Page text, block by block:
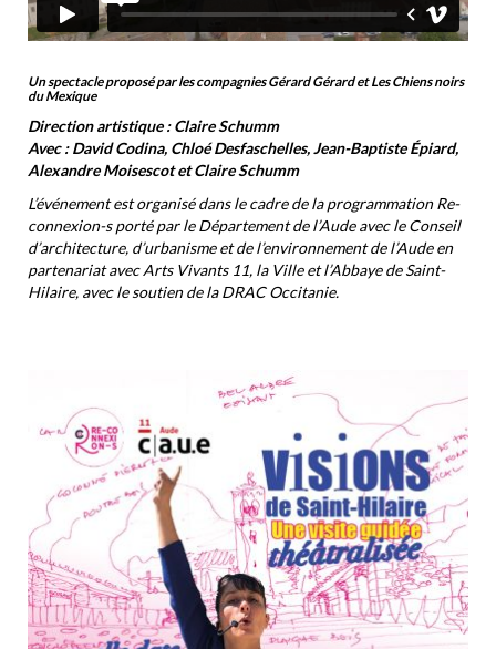
Un spectacle proposé par les compagnies Gérard Gérard et Les Chiens noirs
du Mexique
Direction artistique : Claire Schumm
Avec :David Codina, Chloé Desfaschelles, Jean-Baptiste Épiard,
Alexandre Moisescot et Claire Schumm
L’événement est organisé dans le cadre de la programmation Re-
connexion-s porté par le Département de l’Aude avec le Conseil
d’architecture, d’urbanisme et de l’environnement de l’Aude en
partenariat avec Arts Vivants 11, la Ville et l’Abbaye de Saint-
Hilaire, avec le soutien de la DRAC Occitanie.